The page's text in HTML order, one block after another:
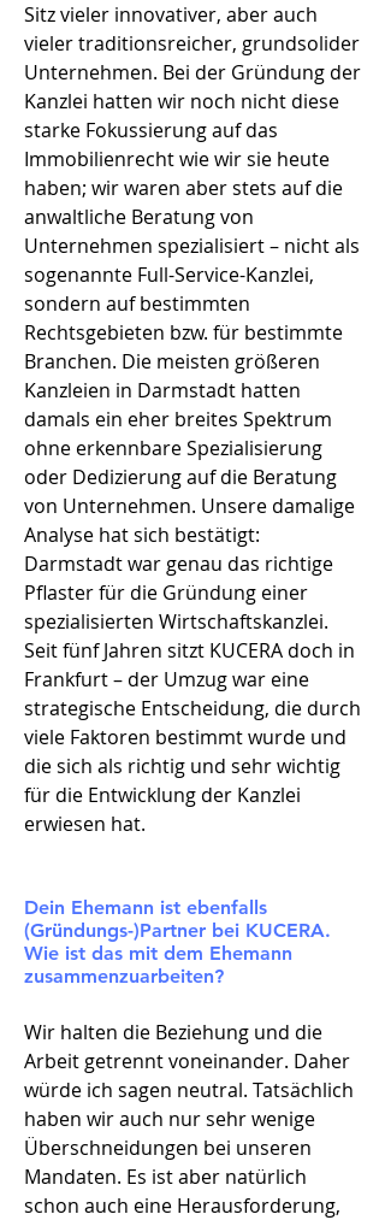
Sitz vieler innovativer, aber auch
vieler traditionsreicher, grundsolider
Unternehmen. Bei der Gründung der
Kanzlei hatten wir noch nicht diese
starke Fokussierung auf das
Immobilienrecht wie wir sie heute
haben; wir waren aber stets auf die
anwaltliche Beratung von
Unternehmen spezialisiert – nicht als
sogenannte Full-Service-Kanzlei,
sondern auf bestimmten
Rechtsgebieten bzw. für bestimmte
Branchen. Die meisten größeren
Kanzleien in Darmstadt hatten
damals ein eher breites Spektrum
ohne erkennbare Spezialisierung
oder Dedizierung auf die Beratung
von Unternehmen. Unsere damalige
Analyse hat sich bestätigt:
Darmstadt war genau das richtige
Pflaster für die Gründung einer
spezialisierten Wirtschaftskanzlei.
Seit fünf Jahren sitzt KUCERA doch in
Frankfurt – der Umzug war eine
strategische Entscheidung, die durch
viele Faktoren bestimmt wurde und
die sich als richtig und sehr wichtig
für die Entwicklung der Kanzlei
erwiesen hat.
Dein Ehemann ist ebenfalls
(Gründungs-)Partner bei KUCERA.
Wie ist das mit dem Ehemann
zusammenzuarbeiten?
Wir halten die Beziehung und die
Arbeit getrennt voneinander. Daher
würde ich sagen neutral. Tatsächlich
haben wir auch nur sehr wenige
Überschneidungen bei unseren
Mandaten. Es ist aber natürlich
schon auch eine Herausforderung,